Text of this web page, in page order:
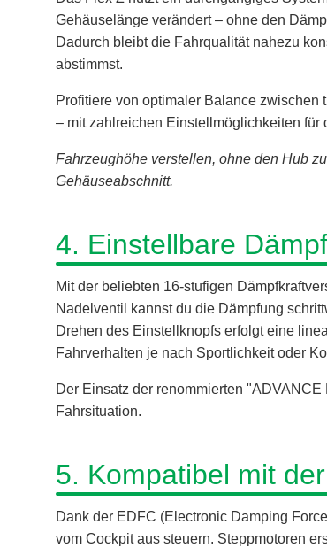
Gehäuselänge verändert – ohne den
Dadurch bleibt die Fahrqualität nahezu
abstimmst.
Profitiere von optimaler Balance
– mit zahlreichen Einstellmöglichkeiten für
Fahrzeughöhe verstellen, ohne den Hub
Gehäuseabschnitt.
4. Einstellbare
Mit der beliebten 16-stufigen
Nadelventil kannst du die Dämpfung
Drehen des Einstellknopfs erfolgt eine
Fahrverhalten je nach Sportlichkeit oder
Der Einsatz der renommierten
Fahrsituation.
5. Kompatibel mit
Dank der EDFC (Electronic Damping
vom Cockpit aus steuern. Steppmotoren